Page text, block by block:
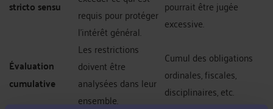
stricto sensu
requis pour protéger
l’intérêt général.
pourrait être jugée
excessive.
Évaluation
cumulative
Les restrictions
doivent être
analysées dans leur
ensemble.
Cumul des obligations
ordinales, fiscales,
disciplinaires, etc.